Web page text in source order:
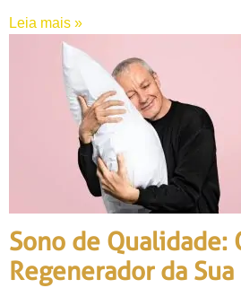
Leia mais »
Sono de Qualidade:
Regenerador da